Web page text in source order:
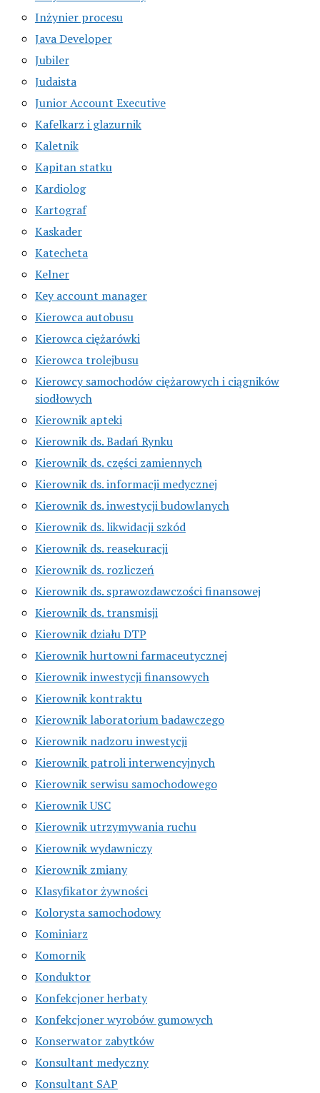
Inżynier procesu
Java Developer
Jubiler
Judaista
Junior Account Executive
Kafelkarz i glazurnik
Kaletnik
Kapitan statku
Kardiolog
Kartograf
Kaskader
Katecheta
Kelner
Key account manager
Kierowca autobusu
Kierowca ciężarówki
Kierowca trolejbusu
Kierowcy samochodów ciężarowych i ciągników
siodłowych
Kierownik apteki
Kierownik ds. Badań Rynku
Kierownik ds. części zamiennych
Kierownik ds. informacji medycznej
Kierownik ds. inwestycji budowlanych
Kierownik ds. likwidacji szkód
Kierownik ds. reasekuracji
Kierownik ds. rozliczeń
Kierownik ds. sprawozdawczości finansowej
Kierownik ds. transmisji
Kierownik działu DTP
Kierownik hurtowni farmaceutycznej
Kierownik inwestycji finansowych
Kierownik kontraktu
Kierownik laboratorium badawczego
Kierownik nadzoru inwestycji
Kierownik patroli interwencyjnych
Kierownik serwisu samochodowego
Kierownik USC
Kierownik utrzymywania ruchu
Kierownik wydawniczy
Kierownik zmiany
Klasyfikator żywności
Kolorysta samochodowy
Kominiarz
Komornik
Konduktor
Konfekcjoner herbaty
Konfekcjoner wyrobów gumowych
Konserwator zabytków
Konsultant medyczny
Konsultant SAP